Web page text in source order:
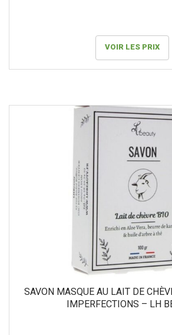
VOIR LES PRIX
SAVON MASQUE AU LAIT DE
IMPERFECTIONS – LH